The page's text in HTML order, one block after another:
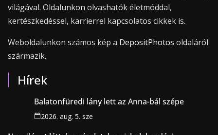
világával. Oldalunkon olvashatók életmóddal,
kertészkedéssel, karrierrel kapcsolatos cikkek is.
Weboldalunkon számos kép a DepositPhotos oldaláról
származik.
Hírek
Balatonfüredi lány lett az Anna-bál szépe
2026. aug. 5. sze